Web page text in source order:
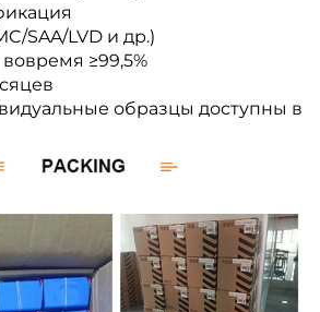
SAA/LVD и др.)
≥99,5%
образцы доступны в